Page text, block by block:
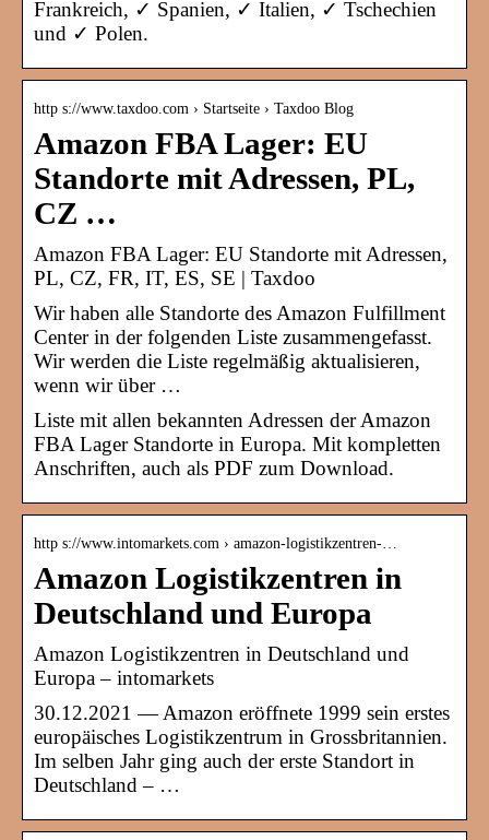
Frankreich, ✓ Spanien, ✓ Italien, ✓ Tschechien
und ✓ Polen.
http s://www.taxdoo.com › Startseite › Taxdoo Blog
Amazon FBA Lager: EU
Standorte mit Adressen, PL,
CZ …
Amazon FBA Lager: EU Standorte mit Adressen,
PL, CZ, FR, IT, ES, SE | Taxdoo
Wir haben alle Standorte des Amazon Fulfillment
Center in der folgenden Liste zusammengefasst.
Wir werden die Liste regelmäßig aktualisieren,
wenn wir über …
Liste mit allen bekannten Adressen der Amazon
FBA Lager Standorte in Europa. Mit kompletten
Anschriften, auch als PDF zum Download.
http s://www.intomarkets.com › amazon-logistikzentren-…
Amazon Logistikzentren in
Deutschland und Europa
Amazon Logistikzentren in Deutschland und
Europa – intomarkets
30.12.2021 — Amazon eröffnete 1999 sein erstes
europäisches Logistikzentrum in Grossbritannien.
Im selben Jahr ging auch der erste Standort in
Deutschland – …